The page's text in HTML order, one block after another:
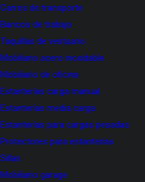
Carros de transporte
Bancos de trabajo
Taquillas de vestuario
Mobiliario acero inoxidable
Mobiliario de oficina
Estanterías carga manual
Estanterías media carga
Estanterías para cargas pesadas
Protectores para estanterías
Sillas
Mobiliario garage